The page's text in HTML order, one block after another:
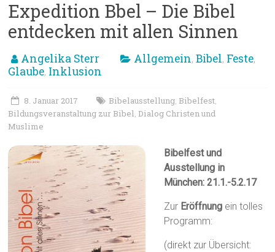
Expedition Bbel – Die Bibel
entdecken mit allen Sinnen
Angelika Sterr Allgemein,Bibel, Feste,
Glaube, Inklusion
8. Januar 2017 Bibelausstellung, Bibelfest,
Bildungsveranstaltung zur Bibel, Dialog Christen und
Muslime
Bibelfest und
Ausstellung in
München: 21.1.-5.2.17
Zur Eröffnung ein tolles
Programm:
(direkt zur Übersicht: